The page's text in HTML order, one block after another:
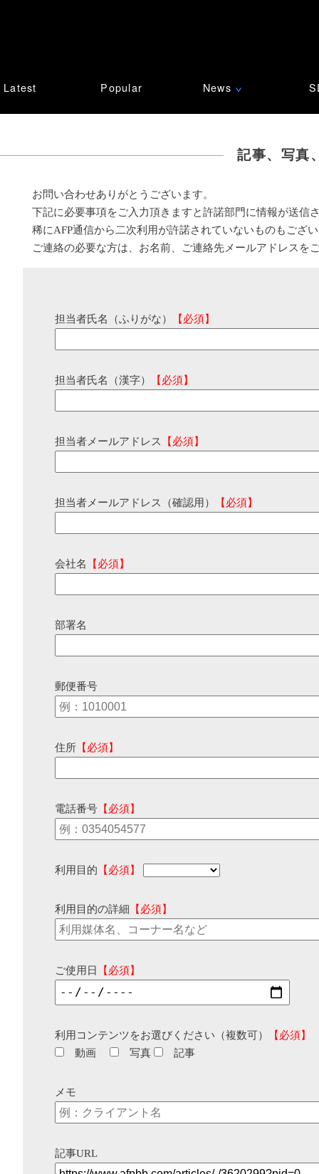
Latest Popular News ∨
記事、写真
お問い合わせありがとうございます。
下記に必要事項をご入力頂きますと許諾部門に情報が送信
稀にAFP通信から二次利用が許諾されていないものもござ
ご連絡の必要な方は、お名前、ご連絡先メールアドレスを
担当者氏名（ふりがな） 【必須】
担当者氏名（漢字） 【必須】
担当者メールアドレス 【必須】
担当者メールアドレス（確認用） 【必須】
会社名 【必須】
部署名
郵便番号
住所 【必須】
電話番号 【必須】
利用目的 【必須】
利用目的の詳細 【必須】
ご使用日 【必須】
利用コンテンツをお選びください（複数可）
【必須】
動画
写真 記事
メモ
記事URL